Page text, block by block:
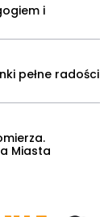
i
pełne radości
Miasta